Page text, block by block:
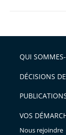
QUI
DÉCISIONS
VOS
Nous rejoindre